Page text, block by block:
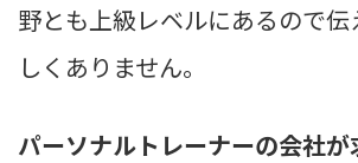
野とも上級レベルにあるので伝
しくありません。
パーソナルトレーナーの会社が